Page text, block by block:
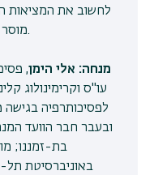
לחשוב את המציאות
מוסר ואנושיות נעשות דחופות מאי פעם.
מנחה: אלי הימן,
עו"ס וקרימינולוג
לפסיכותרפיה
ובעבר חבר הוועד
בת-זמננו;
באוניברסיטת